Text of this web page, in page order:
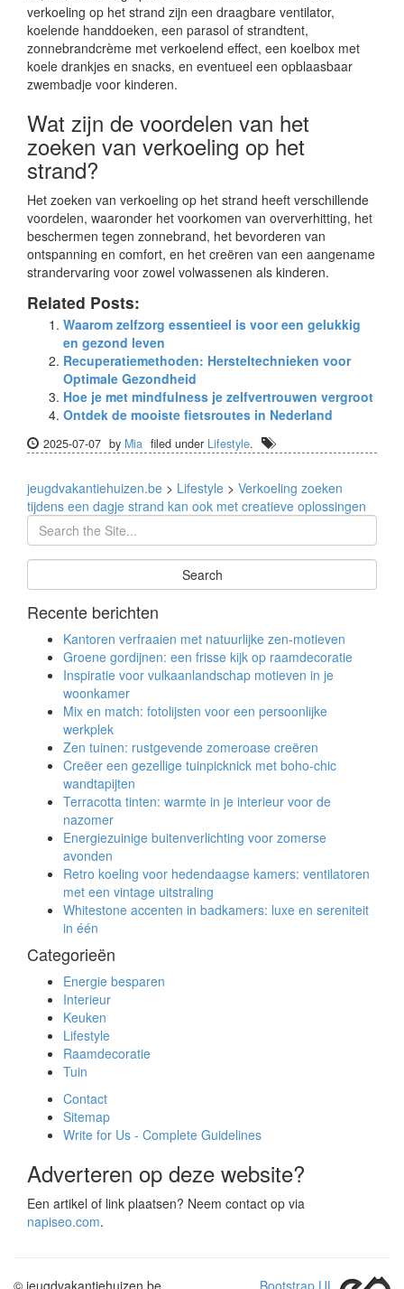
verkoeling op het strand zijn een draagbare ventilator,
koelende handdoeken, een parasol of strandtent,
zonnebrandcrème met verkoelend effect, een koelbox met
koele drankjes en snacks, en eventueel een opblaasbaar
zwembadje voor kinderen.
Wat zijn de voordelen van het
zoeken van verkoeling op het
strand?
Het zoeken van verkoeling op het strand heeft verschillende
voordelen, waaronder het voorkomen van oververhitting, het
beschermen tegen zonnebrand, het bevorderen van
ontspanning en comfort, en het creëren van een aangename
strandervaring voor zowel volwassenen als kinderen.
Related Posts:
Waarom zelfzorg essentieel is voor een gelukkig
en gezond leven
Recuperatiemethoden: Hersteltechnieken voor
Optimale Gezondheid
Hoe je met mindfulness je zelfvertrouwen vergroot
Ontdek de mooiste fietsroutes in Nederland
2025-07-07 by Mia filed under Lifestyle.
jeugdvakantiehuizen.be > Lifestyle > Verkoeling zoeken
tijdens een dagje strand kan ook met creatieve oplossingen
Recente berichten
Kantoren verfraaien met natuurlijke zen-motieven
Groene gordijnen: een frisse kijk op raamdecoratie
Inspiratie voor vulkaanlandschap motieven in je
woonkamer
Mix en match: fotolijsten voor een persoonlijke
werkplek
Zen tuinen: rustgevende zomeroase creëren
Creëer een gezellige tuinpicknick met boho-chic
wandtapijten
Terracotta tinten: warmte in je interieur voor de
nazomer
Energiezuinige buitenverlichting voor zomerse
avonden
Retro koeling voor hedendaagse kamers: ventilatoren
met een vintage uitstraling
Whitestone accenten in badkamers: luxe en sereniteit
in één
Categorieën
Energie besparen
Interieur
Keuken
Lifestyle
Raamdecoratie
Tuin
Contact
Sitemap
Write for Us - Complete Guidelines
Adverteren op deze website?
Een artikel of link plaatsen? Neem contact op via
napiseo.com.